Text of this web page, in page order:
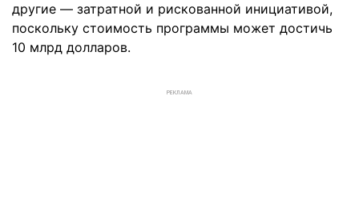
другие — затратной и рискованной инициативой,
поскольку стоимость программы может достичь
10 млрд долларов.
РЕКЛАМА